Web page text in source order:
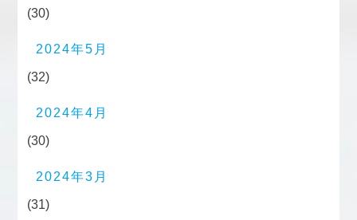
(30)
2024年5月
(32)
2024年4月
(30)
2024年3月
(31)